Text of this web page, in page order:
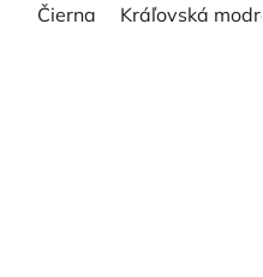
Čierna Kráľovská modrá